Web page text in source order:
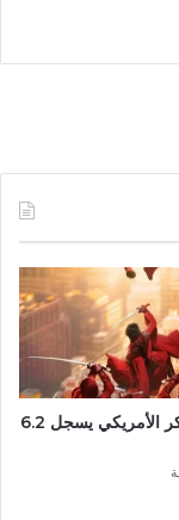
شباك التذاكر الأمريكي يسجل 6.2